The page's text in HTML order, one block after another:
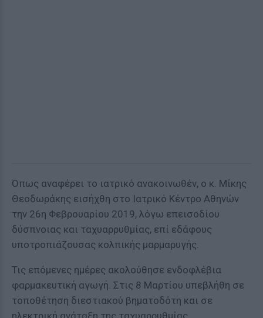
Όπως αναφέρει το ιατρικό ανακοινωθέν, ο κ. Μίκης
Θεοδωράκης εισήχθη στο Ιατρικό Κέντρο Αθηνών
την 26η Φεβρουαρίου 2019, λόγω επεισοδίου
δύσπνοιας και ταχυαρρυθμίας, επί εδάφους
υποτροπιάζουσας κολπικής μαρμαρυγής.
Τις επόμενες ημέρες ακολούθησε ενδοφλέβια
φαρμακευτική αγωγή. Στις 8 Μαρτίου υπεβλήθη σε
τοποθέτηση διεστιακού βηματοδότη και σε
ηλεκτρική ανάταξη της ταχυαρρυθμίας.